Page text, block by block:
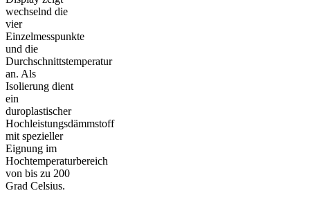
wechselnd die
vier
Einzelmesspunkte
und die
Durchschnittstemperatur
an. Als
Isolierung dient
ein
duroplastischer
Hochleistungsdämmstoff
mit spezieller
Eignung im
Hochtemperaturbereich
von bis zu 200
Grad Celsius.